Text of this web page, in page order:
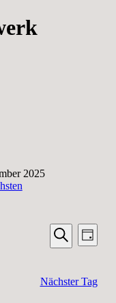
2025
Suche
Suche
Tag
Nächster Tag